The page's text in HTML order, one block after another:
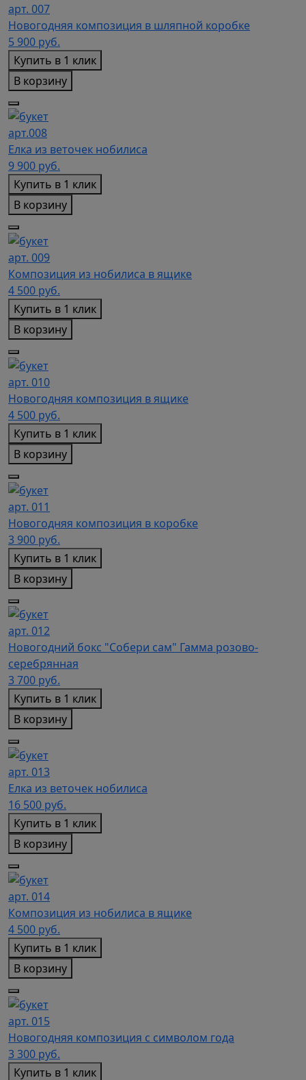
арт. 007
Новогодняя композиция в шляпной коробке
5 900 руб.
Купить в 1 клик
В корзину
арт.008
Елка из веточек нобилиса
9 900 руб.
Купить в 1 клик
В корзину
арт. 009
Композиция из нобилиса в ящике
4 500 руб.
Купить в 1 клик
В корзину
арт. 010
Новогодняя композиция в ящике
4 500 руб.
Купить в 1 клик
В корзину
арт. 011
Новогодняя композиция в коробке
3 900 руб.
Купить в 1 клик
В корзину
арт. 012
Новогодний бокс "Собери сам" Гамма розово-
серебрянная
3 700 руб.
Купить в 1 клик
В корзину
арт. 013
Елка из веточек нобилиса
16 500 руб.
Купить в 1 клик
В корзину
арт. 014
Композиция из нобилиса в ящике
4 500 руб.
Купить в 1 клик
В корзину
арт. 015
Новогодняя композиция с символом года
3 300 руб.
Купить в 1 клик